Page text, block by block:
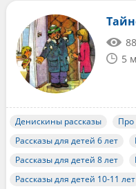
5
Денискины рассказы
Рассказы для детей 6 лет
Рассказы для детей 8 лет
Рассказы для детей 10-11 лет